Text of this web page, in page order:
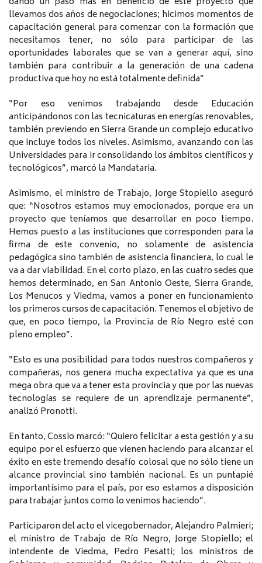
llevamos dos años de negociaciones; hicimos momentos de
capacitación general para comenzar con la formación que
necesitamos tener, no sólo para participar de las
oportunidades laborales que se van a generar aquí, sino
también para contribuir a la generación de una cadena
productiva que hoy no está totalmente definida”
“Por eso venimos trabajando desde Educación
anticipándonos con las tecnicaturas en energías renovables,
también previendo en Sierra Grande un complejo educativo
que incluye todos los niveles. Asimismo, avanzando con las
Universidades para ir consolidando los ámbitos científicos y
tecnológicos”, marcó la Mandataria.
Asimismo, el ministro de Trabajo, Jorge Stopiello aseguró
que: “Nosotros estamos muy emocionados, porque era un
proyecto que teníamos que desarrollar en poco tiempo.
Hemos puesto a las instituciones que corresponden para la
firma de este convenio, no solamente de asistencia
pedagógica sino también de asistencia financiera, lo cual le
va a dar viabilidad. En el corto plazo, en las cuatro sedes que
hemos determinado, en San Antonio Oeste, Sierra Grande,
Los Menucos y Viedma, vamos a poner en funcionamiento
los primeros cursos de capacitación. Tenemos el objetivo de
que, en poco tiempo, la Provincia de Río Negro esté con
pleno empleo”.
“Esto es una posibilidad para todos nuestros compañeros y
compañeras, nos genera mucha expectativa ya que es una
mega obra que va a tener esta provincia y que por las nuevas
tecnologías se requiere de un aprendizaje permanente”,
analizó Pronotti.
En tanto, Cossio marcó: “Quiero felicitar a esta gestión y a su
equipo por el esfuerzo que vienen haciendo para alcanzar el
éxito en este tremendo desafío colosal que no sólo tiene un
alcance provincial sino también nacional. Es un puntapié
importantísimo para el país, por eso estamos a disposición
para trabajar juntos como lo venimos haciendo”.
Participaron del acto el vicegobernador, Alejandro Palmieri;
el ministro de Trabajo de Río Negro, Jorge Stopiello; el
intendente de Viedma, Pedro Pesatti; los ministros de